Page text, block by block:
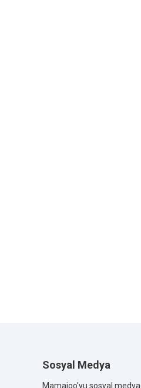
Sosyal Medya
Mamajoo'yu sosyal